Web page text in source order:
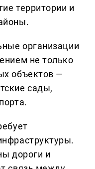
территории и
организации
не только
объектов —
сады,
дороги и